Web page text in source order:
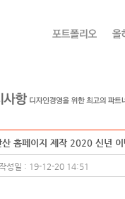
산 홈페이지 제작 2020 신년
성일 : 19-12-20 14:51